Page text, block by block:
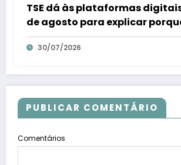
TSE dá às plataformas
de agosto para explicar
combater fraudes eleitorais –
ES 30/07/2026
PUBLICAR COMENTÁRIO
Comentários